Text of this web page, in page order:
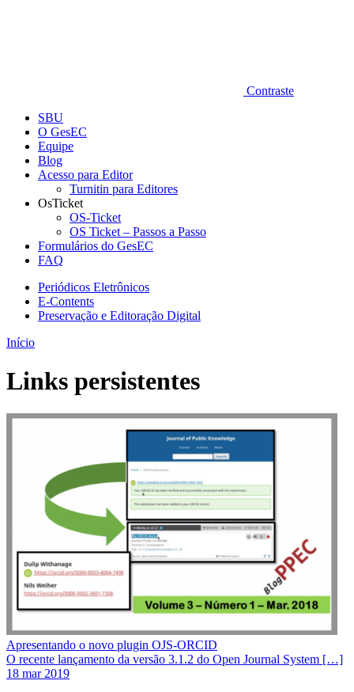
Contraste
SBU
O GesEC
Equipe
Blog
Acesso para Editor
Turnitin para Editores
OsTicket
OS-Ticket
OS Ticket – Passos a Passo
Formulários do GesEC
FAQ
Periódicos Eletrônicos
E-Contents
Preservação e Editoração Digital
Início
Links persistentes
Apresentando o novo plugin OJS-ORCID
O recente lançamento da versão 3.1.2 do Open Journal System […]
18 mar 2019